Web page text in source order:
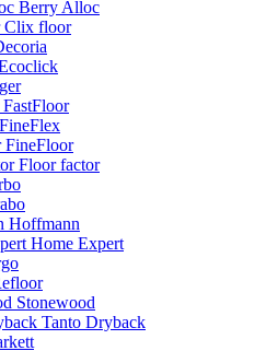
Berry Alloc
Clix floor
FastFloor
FineFlex
FineFloor
Floor factor
Hoffmann
Home Expert
Stonewood
Tanto Dryback